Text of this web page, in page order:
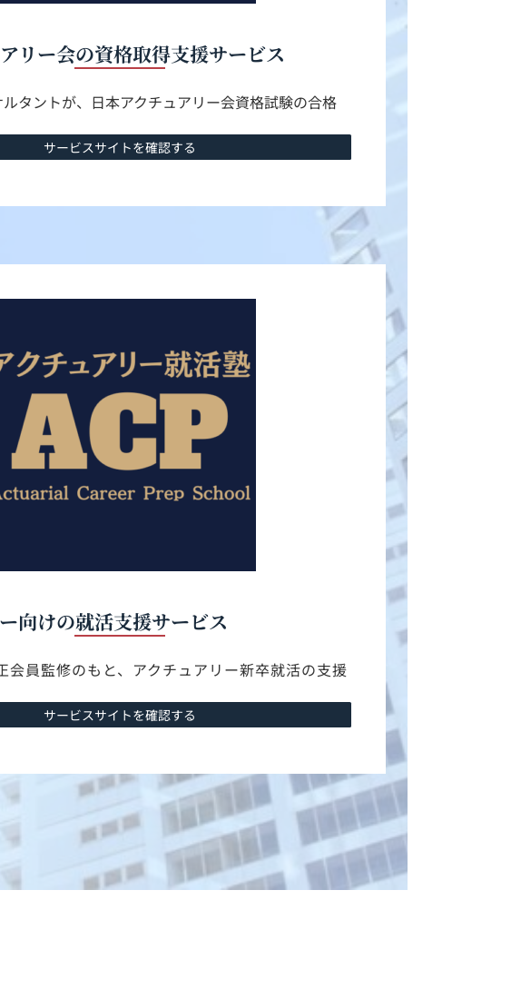
リー会の資格取得支援サービス
タントが、日本アクチュアリー会資格試験の合格
サービスサイトを確認する
向けの就活支援サービス
会員監修のもと、アクチュアリー新卒就活の支援
サービスサイトを確認する